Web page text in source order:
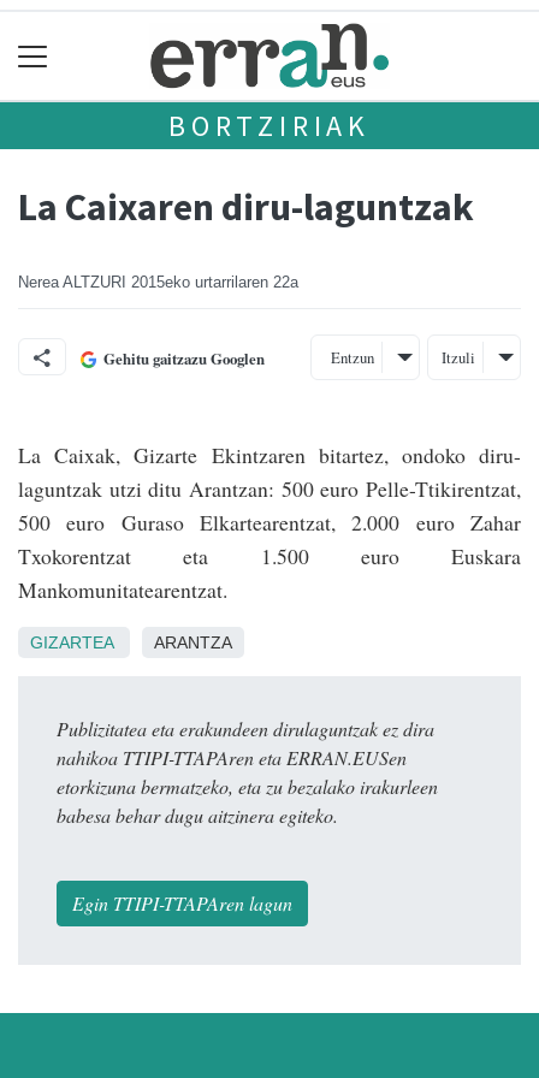
BORTZIRIAK
La Caixaren diru-laguntzak
Nerea ALTZURI 2015eko urtarrilaren 22a
Gehitu gaitzazu Googlen Entzun Itzuli
La Caixak, Gizarte Ekintzaren bitartez, ondo­ko diru-
laguntzak utzi ditu Arantzan: 500 euro Pe­lle-Ttikirentzat,
500 euro Guraso Elkartearentzat, 2.000 euro Zahar
Txokorentzat eta 1.500 euro Eus­kara
Mankomunitatearentzat.
GIZARTEA ARANTZA
Publizitatea eta erakundeen dirulaguntzak ez dira
nahikoa TTIPI-TTAPAren eta ERRAN.EUSen
etorkizuna bermatzeko, eta zu bezalako irakurleen
babesa behar dugu aitzinera egiteko.
Egin TTIPI-TTAPAren lagun